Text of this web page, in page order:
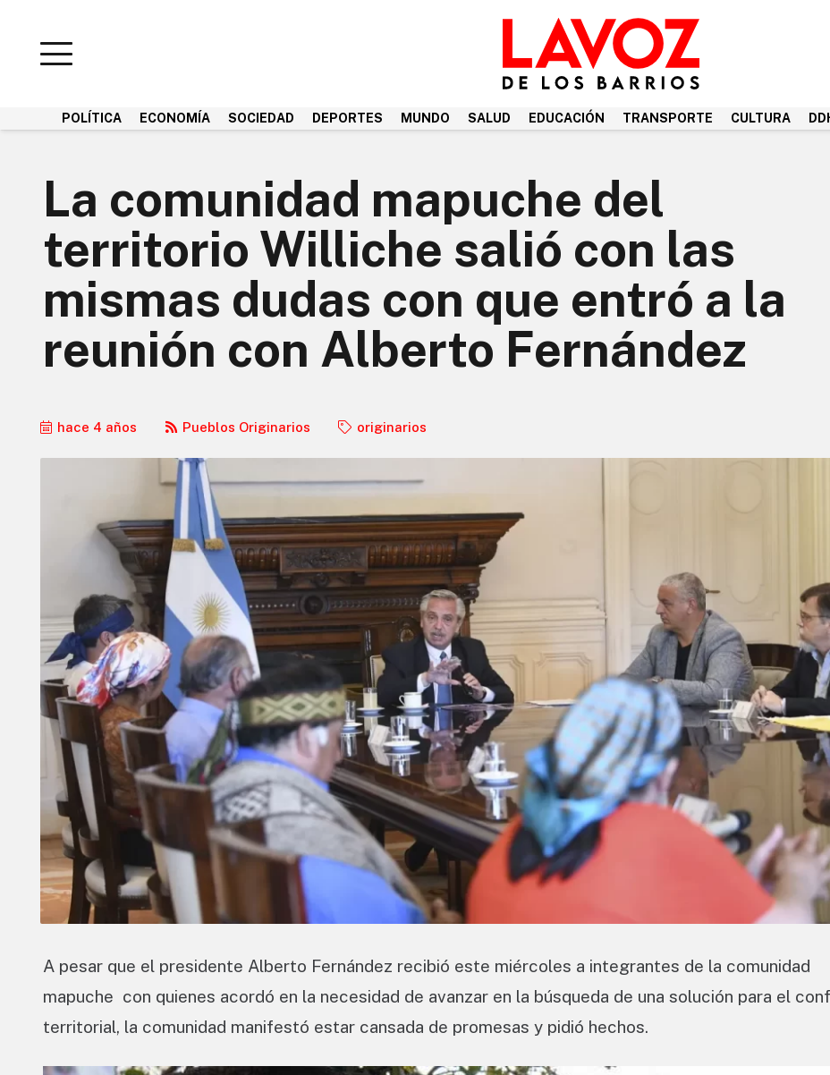
POLÍTICA ECONOMÍA SOCIEDAD DEPORTES MUNDO SALUD EDUCACIÓN TRANSPORTE CULTURA
La comunidad mapuche del
territorio Williche salió con las
mismas dudas con que entró a la
reunión con Alberto Fernández
hace 4 años Pueblos Originarios originarios
A pesar que el presidente Alberto Fernández recibió este miércoles a integrantes de la comunidad
mapuche con quienes acordó en la necesidad de avanzar en la búsqueda de una solución para el
territorial, la comunidad manifestó estar cansada de promesas y pidió hechos.